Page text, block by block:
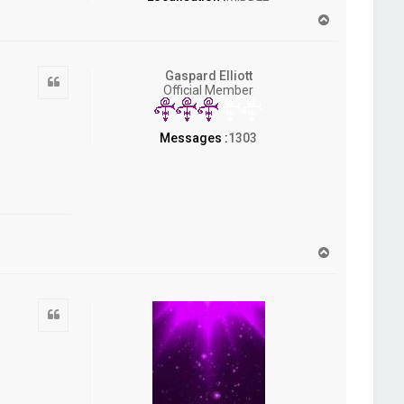
Gaspard Elliott
Official Member
Messages :1303